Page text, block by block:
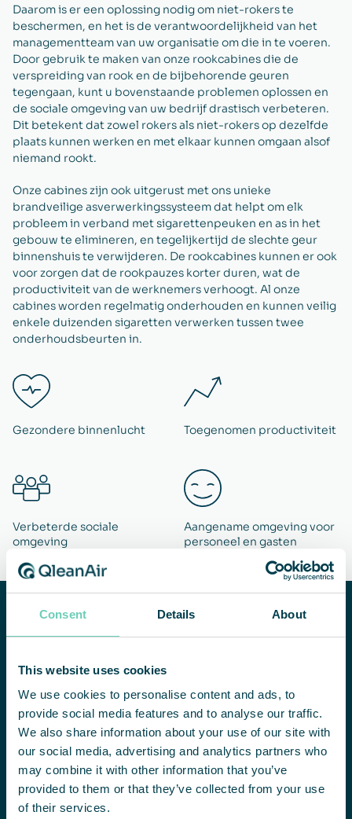
Consent Details About
This website uses cookies
We use cookies to personalise content and ads, to
provide social media features and to analyse our traffic.
We also share information about your use of our site with
our social media, advertising and analytics partners who
may combine it with other information that you’ve
provided to them or that they’ve collected from your use
of their services.
Daarom is er een oplossing nodig om niet-rokers te
beschermen, en het is de verantwoordelijkheid van het
managementteam van uw organisatie om die in te voeren.
Door gebruik te maken van onze rookcabines die de
verspreiding van rook en de bijbehorende geuren
tegengaan, kunt u bovenstaande problemen oplossen en
de sociale omgeving van uw bedrijf drastisch verbeteren.
Dit betekent dat zowel rokers als niet-rokers op dezelfde
plaats kunnen werken en met elkaar kunnen omgaan alsof
niemand rookt.
Onze cabines zijn ook uitgerust met ons unieke
brandveilige asverwerkingssysteem dat helpt om elk
probleem in verband met sigarettenpeuken en as in het
gebouw te elimineren, en tegelijkertijd de slechte geur
binnenshuis te verwijderen. De rookcabines kunnen er ook
voor zorgen dat de rookpauzes korter duren, wat de
productiviteit van de werknemers verhoogt. Al onze
cabines worden regelmatig onderhouden en kunnen veilig
enkele duizenden sigaretten verwerken tussen twee
onderhoudsbeurten in.
Gezondere binnenlucht Toegenomen productiviteit
Verbeterde sociale
omgeving
Aangename omgeving voor
personeel en gasten
Hulp nodig
van de
binnenshuis?
We helpen u
graag bij het
vinden van een
geschikte
oplossing.
NEEM CONTACT MET ONS OP